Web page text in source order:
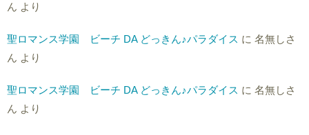
ん より
聖ロマンス学園 ビーチ DA どっきん♪パラダイス に 名無しさ
ん より
聖ロマンス学園 ビーチ DA どっきん♪パラダイス に 名無しさ
ん より